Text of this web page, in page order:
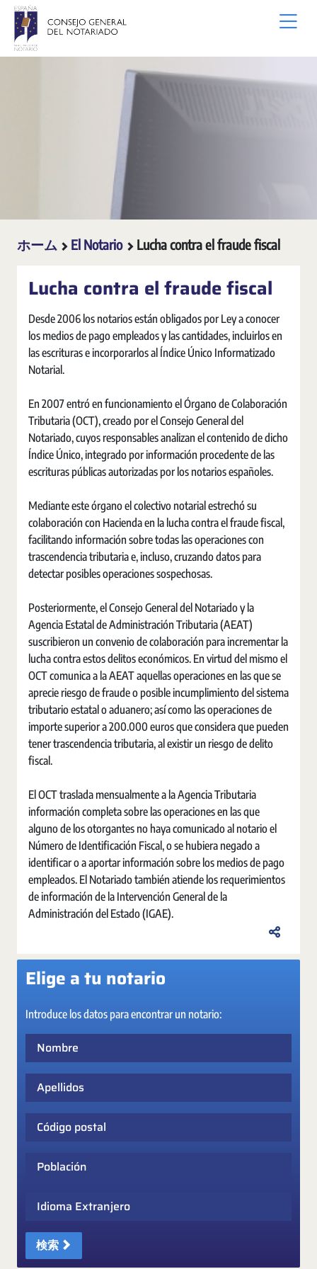
メインコンテンツにスキップ
ホーム El Notario Lucha contra el fraude fiscal
Lucha contra el fraude fiscal
Desde 2006 los notarios están obligados por Ley a conocer
los medios de pago empleados y las cantidades, incluirlos en
las escrituras e incorporarlos al Índice Único Informatizado
Notarial.
En 2007 entró en funcionamiento el Órgano de Colaboración
Tributaria (OCT), creado por el Consejo General del
Notariado, cuyos responsables analizan el contenido de dicho
Índice Único, integrado por información procedente de las
escrituras públicas autorizadas por los notarios españoles.
Mediante este órgano el colectivo notarial estrechó su
colaboración con Hacienda en la lucha contra el fraude fiscal,
facilitando información sobre todas las operaciones con
trascendencia tributaria e, incluso, cruzando datos para
detectar posibles operaciones sospechosas.
Posteriormente, el Consejo General del Notariado y la
Agencia Estatal de Administración Tributaria (AEAT)
suscribieron un convenio de colaboración para incrementar la
lucha contra estos delitos económicos. En virtud del mismo el
OCT comunica a la AEAT aquellas operaciones en las que se
aprecie riesgo de fraude o posible incumplimiento del sistema
tributario estatal o aduanero; así como las operaciones de
importe superior a 200.000 euros que considera que pueden
tener trascendencia tributaria, al existir un riesgo de delito
fiscal.
El OCT traslada mensualmente a la Agencia Tributaria
información completa sobre las operaciones en las que
alguno de los otorgantes no haya comunicado al notario el
Número de Identificación Fiscal, o se hubiera negado a
identificar o a aportar información sobre los medios de pago
empleados. El Notariado también atiende los requerimientos
de información de la Intervención General de la
Administración del Estado (IGAE).
Elige a tu notario
Introduce los datos para encontrar un notario:
Apellidos
Código postal
Población
Idioma Extranjero
検索